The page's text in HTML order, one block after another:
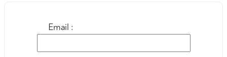
Email :